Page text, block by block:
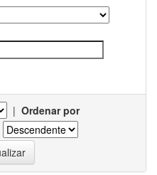
| Ordenar por